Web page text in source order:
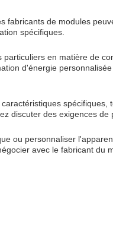
fabricants de modules
spécifiques.
en matière de
d'énergie
spécifiques,
discuter des exigences
ou personnaliser
avec le fabricant du